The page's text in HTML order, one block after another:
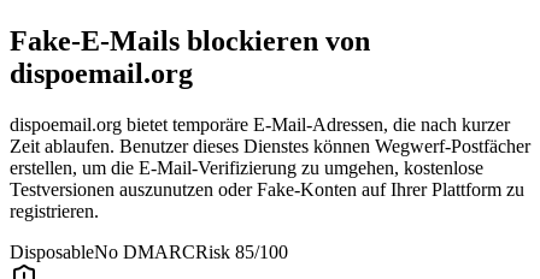
Fake-E-Mails blockieren von
dispoemail.org
dispoemail.org bietet temporäre E-Mail-Adressen, die nach kurzer
Zeit ablaufen. Benutzer dieses Dienstes können Wegwerf-Postfächer
erstellen, um die E-Mail-Verifizierung zu umgehen, kostenlose
Testversionen auszunutzen oder Fake-Konten auf Ihrer Plattform zu
registrieren.
DisposableNo DMARCRisk 85/100